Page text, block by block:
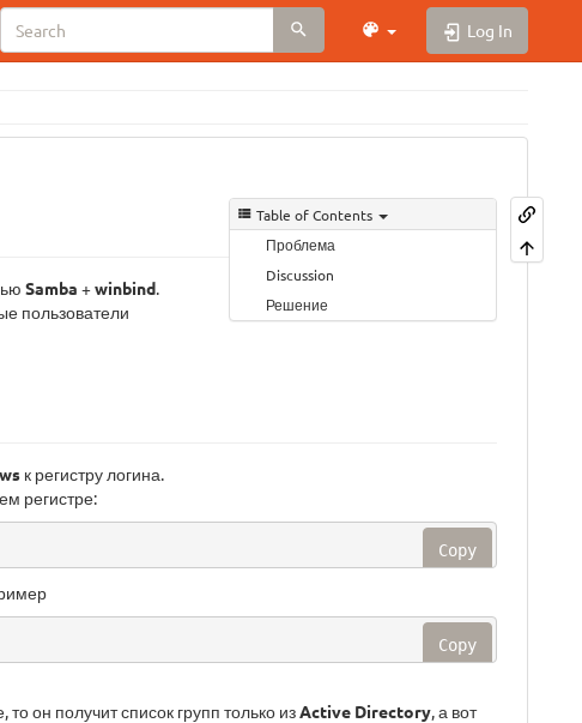
Log In
Table of Contents
Проблема
Discussion
Решение
Samba +winbind.
пользователи
к регистру логина.
регистре:
Copy
Copy
он получит список групп только изActive Directory, а вот